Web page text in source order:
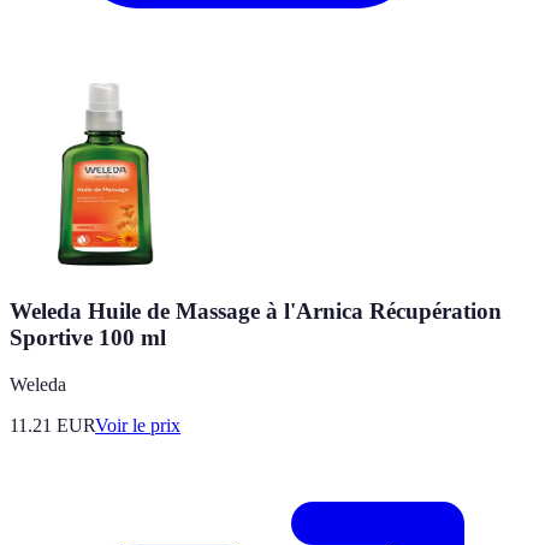
Weleda Huile de Massage à l'Arnica Récupération
Sportive 100 ml
Weleda
11.21 EURVoir le prix